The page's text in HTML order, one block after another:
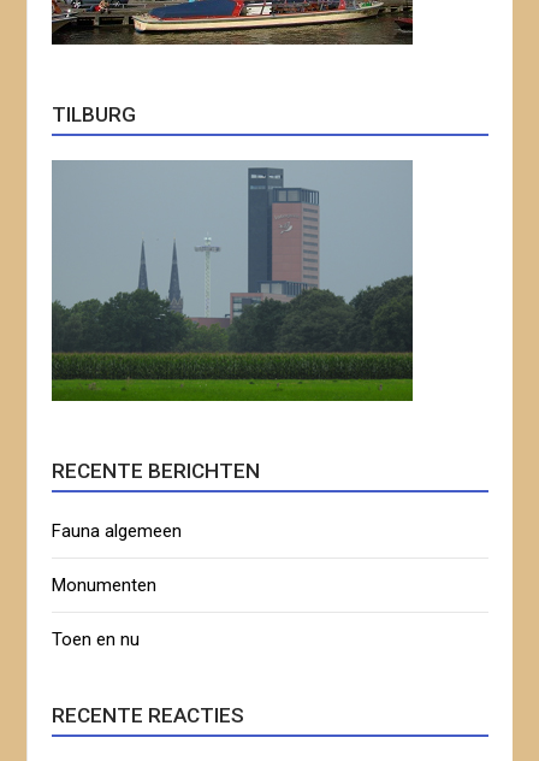
TILBURG
RECENTE BERICHTEN
Fauna algemeen
Monumenten
Toen en nu
RECENTE REACTIES